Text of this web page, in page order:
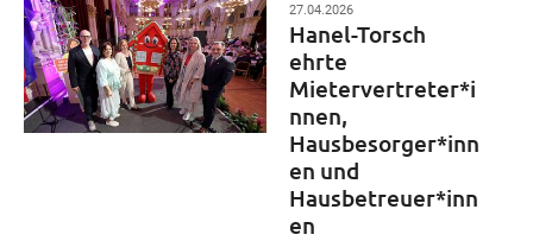
27.04.2026
Hanel-Torsch
ehrte
Mietervertreter*i
nnen,
Hausbesorger*inn
en und
Hausbetreuer*inn
en